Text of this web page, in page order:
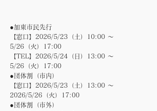
●加東市民先行
【窓口】2026/5/23（土）10:00 ～
5/26（火）17:00
【TEL】2026/5/24（日）13:00 ～
5/26（火）17:00
●団体割（市内）
【窓口】2026/5/23（土）13:00 ～
2026/5/26（火）17:00
●団体割（市外）